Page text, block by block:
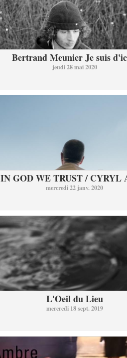
Bertrand Meunier Je suis
jeudi 28 mai 2020
IN GOD WE TRUST / CYRYL
mercredi 22 janv. 2020
L'Oeil du Lieu
mercredi 18 sept. 2019